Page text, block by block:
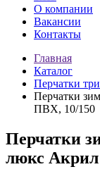
О компании
Вакансии
Контакты
Главная
Каталог
Перчатки
Перчатки
ПВХ, 10/150
Перчатки
люкс